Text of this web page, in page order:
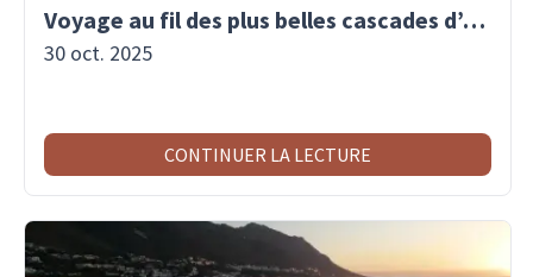
Voyage au fil des plus belles cascades d’Afrique
30 oct. 2025
CONTINUER LA LECTURE